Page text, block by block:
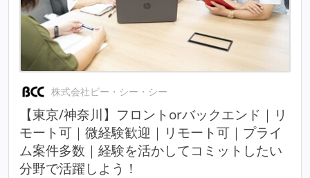
株式会社ビー・シー・シー
【東京/神奈川】フロントorバックエンド｜リ
モート可｜微経験歓迎｜リモート可｜プライ
ム案件多数｜経験を活かしてコミットしたい
分野で活躍しよう！